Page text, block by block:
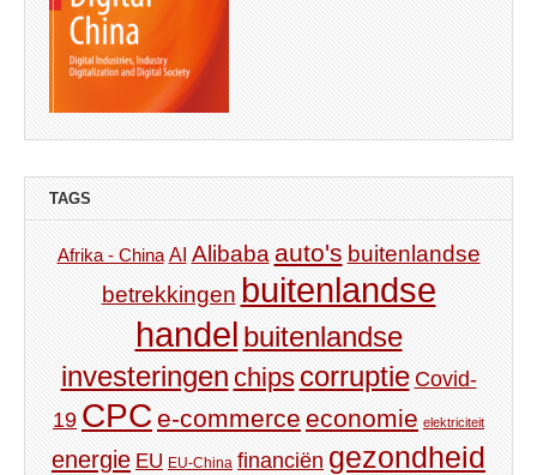
TAGS
Afrika - China AI Alibaba auto's buitenlandse
betrekkingen buitenlandse
handel buitenlandse
investeringen chips corruptie Covid-
19 CPC e-commerce economie elektriciteit
energie EU EU-China financiën gezondheid